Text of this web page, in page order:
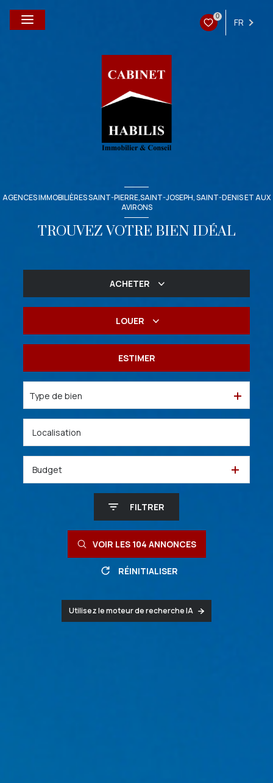
0
FR
AGENCES IMMOBILIÈRES SAINT-PIERRE,SAINT-JOSEPH, SAINT-DENIS ET AUX
AVIRONS
TROUVEZ VOTRE BIEN IDÉAL
ACHETER
De l'immo pro
LOUER
De l'immo pro
ESTIMER
Type de bien
Budget
FILTRER
VOIR LES 104 ANNONCES
RÉINITIALISER
Utilisez le moteur de recherche IA